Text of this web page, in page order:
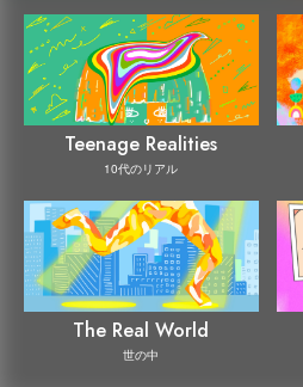
Teenage Realities
10代のリアル
The Real World
世の中